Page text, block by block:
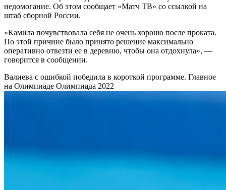
недомогание. Об этом сообщает «Матч ТВ» со ссылкой на
штаб сборной России.
«Камила почувствовала себя не очень хорошо после проката.
По этой причине было принято решение максимально
оперативно отвезти ее в деревню, чтобы она отдохнула», —
говорится в сообщении.
Валиева с ошибкой победила в короткой программе. Главное
на Олимпиаде Олимпиада 2022